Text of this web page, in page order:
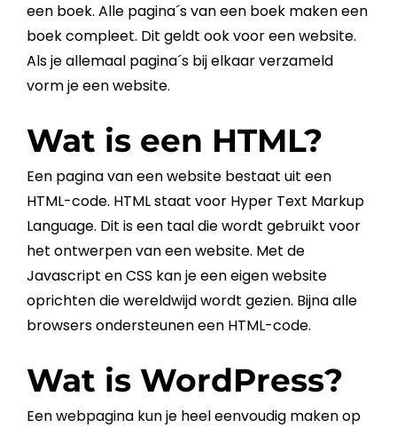
een boek. Alle pagina´s van een boek maken een
boek compleet. Dit geldt ook voor eenwebsite.
Als je allemaal pagina´s bij elkaar verzameld
vorm je eenwebsite.
Wat is een HTML?
Een pagina van eenwebsitebestaat uit een
HTML-code. HTMLstaat voor Hyper Text Markup
Language. Dit is een taal die wordt gebruikt voor
het ontwerpen van eenwebsite. Met de
Javascript enCSS kan je een eigenwebsite
oprichten die wereldwijd wordt gezien. Bijna alle
browsers ondersteunen een HTML-code.
Wat is WordPress?
Eenwebpaginakun je heel eenvoudig maken op